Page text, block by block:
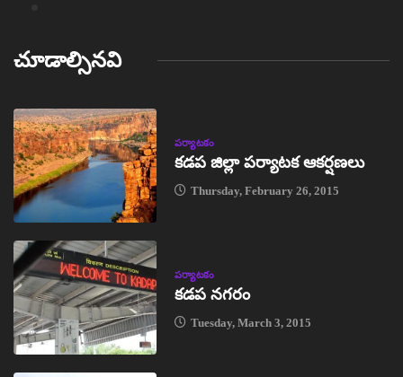
చూడాల్సినవి
పర్యాటకం
కడప జిల్లా పర్యాటక ఆకర్షణలు
Thursday, February 26, 2015
పర్యాటకం
కడప నగరం
Tuesday, March 3, 2015